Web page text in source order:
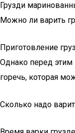
Грузди
Можно ли варить
Приготовление
Однако перед этим
горечь, которая
Сколько надо